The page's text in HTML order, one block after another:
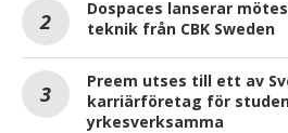
Dospaces lanserar
teknik från CBK Sweden
Preem utses till ett av
karriärföretag för
yrkesverksamma